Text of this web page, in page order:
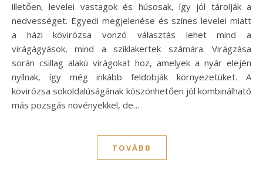
illetően, levelei vastagok és húsosak, így jól tárolják a
nedvességet. Egyedi megjelenése és színes levelei miatt
a házi kövirózsa vonzó választás lehet mind a
virágágyások, mind a sziklakertek számára. Virágzása
során csillag alakú virágokat hoz, amelyek a nyár elején
nyílnak, így még inkább feldobják környezetüket. A
kövirózsa sokoldalúságának köszönhetően jól kombinálható
más pozsgás növényekkel, de…
TOVÁBB